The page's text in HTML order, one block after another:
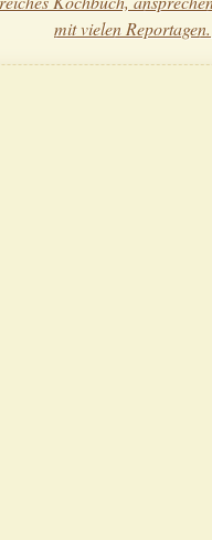
mit vielen Reportagen.